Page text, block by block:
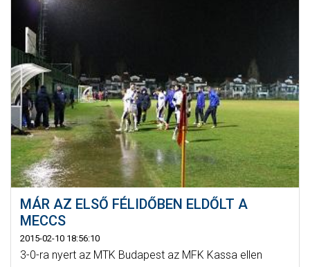
MÁR AZ ELSŐ FÉLIDŐBEN ELDŐLT A
MECCS
2015-02-10 18:56:10
3-0-ra nyert az MTK Budapest az MFK Kassa ellen